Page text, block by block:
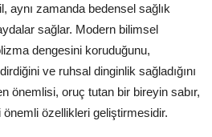
aynı zamanda bedensel sağlık
sağlar. Modern bilimsel
dengesini koruduğunu,
ve ruhsal dinginlik sağladığını
önemlisi, oruç tutan bir bireyin sabır,
özellikleri geliştirmesidir.